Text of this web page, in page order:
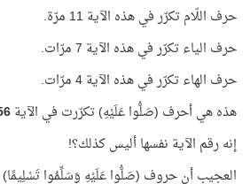
حرف اللّام تكرّر في هذه الآية 11 مرّة.
حرف الياء تكرّر في هذه الآية 7 مرّات.
حرف الهاء تكرّر في هذه الآية 4 مرّات.
هذه هي أحرف (صَلُّوا عَلَيْهِ) تكرّرت في الآية
إنه رقم الآية نفسها أليس كذلك؟!
العجيب أن حروف (صَلُّوا عَلَيْهِ وَسَلِّمُوا